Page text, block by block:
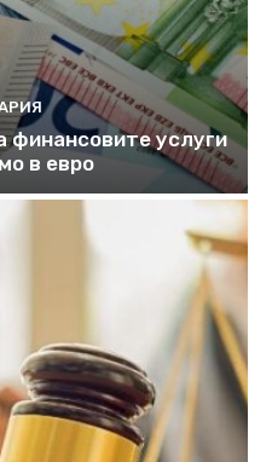
финансовите услуги
в евро